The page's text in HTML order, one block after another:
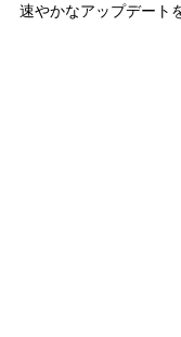
速やかなアップデート